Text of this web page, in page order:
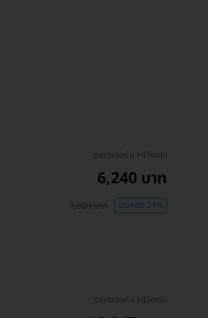
ราคาจองกับ HDmall
6,240 บาท
7,900 บาท ประหยัด 21%
ราคาจองกับ HDmall